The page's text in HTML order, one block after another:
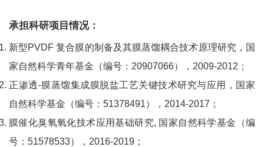
承担科研项目情况：
新型PVDF 复合膜的制备及其膜蒸馏耦合技术原理研究，国
家自然科学青年基金（编号：20907066），2009-2012；
正渗透-膜蒸馏集成膜脱盐工艺关键技术研究与应用，国家
自然科学基金（编号：51378491），2014-2017；
膜催化臭氧氧化技术应用基础研究, 国家自然科学基金（编
号：51578533），2016-2019；